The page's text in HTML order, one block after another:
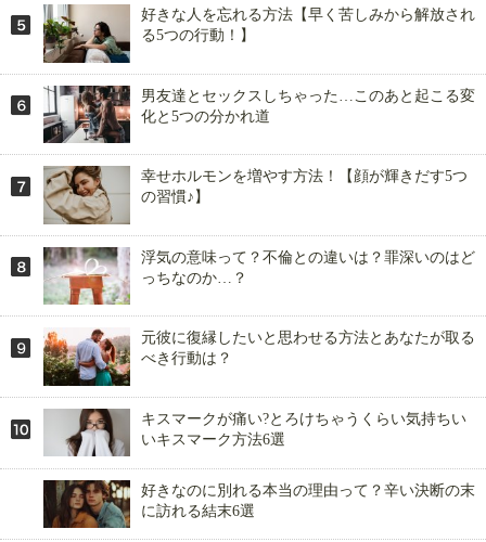
好きな人を忘れる方法【早く苦しみから解放され
る5つの行動！】
男友達とセックスしちゃった…このあと起こる変
化と5つの分かれ道
幸せホルモンを増やす方法！【顔が輝きだす5つ
の習慣♪】
浮気の意味って？不倫との違いは？罪深いのはど
っちなのか…？
元彼に復縁したいと思わせる方法とあなたが取る
べき行動は？
キスマークが痛い?とろけちゃうくらい気持ちい
いキスマーク方法6選
好きなのに別れる本当の理由って？辛い決断の末
に訪れる結末6選